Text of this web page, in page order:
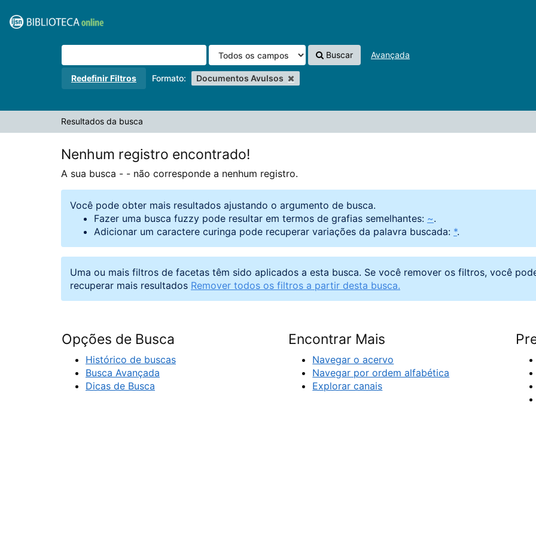
VuFind
Buscar Avançada
Redefinir Filtros Formato: Documentos Avulsos
Resultados da busca
Nenhum registro encontrado!
A sua busca - - não corresponde a nenhum registro.
Você pode obter mais resultados ajustando o argumento de busca.
Fazer uma busca fuzzy pode resultar em termos de grafias semelhantes: ~.
Adicionar um caractere curinga pode recuperar variações da palavra buscada: *.
Uma ou mais filtros de facetas têm sido aplicados a esta busca. Se você remover os filtros, você
recuperar mais resultados Remover todos os filtros a partir desta busca.
Opções de Busca
Histórico de buscas
Busca Avançada
Dicas de Busca
Encontrar Mais
Navegar o acervo
Navegar por ordem alfabética
Explorar canais